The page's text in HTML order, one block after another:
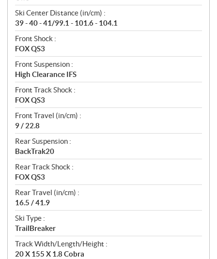
Ski Center Distance (in/cm) :
39 - 40 - 41/99.1 - 101.6 - 104.1
Front Shock :
FOX QS3
Front Suspension :
High Clearance IFS
Front Track Shock :
FOX QS3
Front Travel (in/cm) :
9 / 22.8
Rear Suspension :
BackTrak20
Rear Track Shock :
FOX QS3
Rear Travel (in/cm) :
16.5 / 41.9
Ski Type :
TrailBreaker
Track Width/Length/Height :
20 X 155 X 1.8 Cobra